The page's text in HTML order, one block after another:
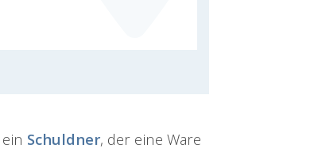
Schuldner, der eine Ware